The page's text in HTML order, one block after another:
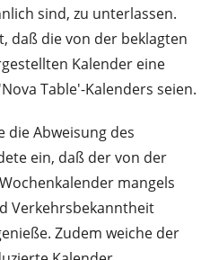
sind, zu unterlassen.
daß die von der beklagten
Kalender eine
Table'-Kalenders seien.
die Abweisung des
ein, daß der von der
mangels
Verkehrsbekanntheit
Zudem weiche der